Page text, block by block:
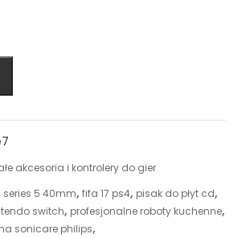
akcesoria i kontrolery do gier
5 40mm, fifa 17 ps4, pisak do płyt cd,
switch, profesjonalne roboty kuchenne,
sonicare philips,